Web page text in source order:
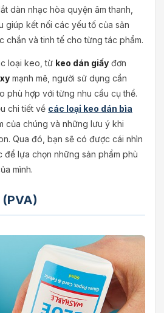
dàn nhạc hòa quyện âm thanh,
giúp kết nối các yếu tố của sản
chắn và tinh tế cho từng tác phẩm.
loại keo, từ keo dán giấy đơn
mạnh mẽ, người sử dụng cần
phù hợp với từng nhu cầu cụ thể.
chi tiết về các loại keo dán bìa
của chúng và những lưu ý khi
Qua đó, bạn sẽ có được cái nhìn
lựa chọn những sản phẩm phù
mình.